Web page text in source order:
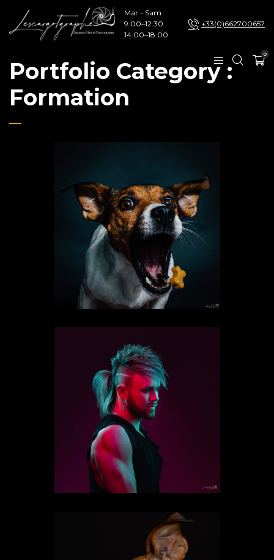
Mar - Sam :
9:00–12:30
14:00–18:00
+33(0)662700657
0
Portfolio Category :
Formation